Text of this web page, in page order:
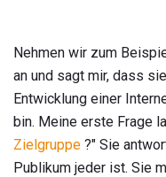
Nehmen wir zum
an und sagt mir, dass
Entwicklung einer
bin. Meine erste Frage
Zielgruppe ?" Sie
Publikum jeder ist. Sie